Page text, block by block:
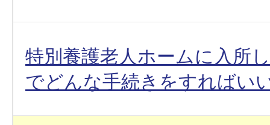
特別養護老人ホームに入所
でどんな手続きをすればい